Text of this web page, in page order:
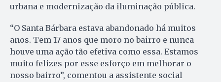
urbana e modernização da iluminação pública.
“O Santa Bárbara estava abandonado há muitos
anos. Tem 17 anos que moro no bairro e nunca
houve uma ação tão efetiva como essa. Estamos
muito felizes por esse esforço em melhorar o
nosso bairro”, comentou a assistente social